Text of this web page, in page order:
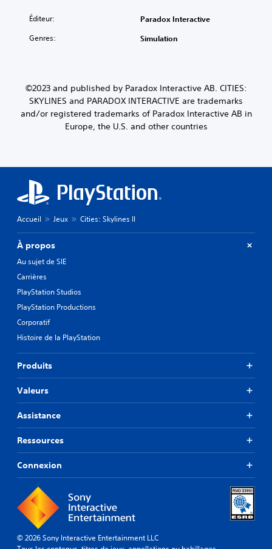
Éditeur: Paradox Interactive
Genres: Simulation
©2023 and published by Paradox Interactive AB. CITIES:
SKYLINES and PARADOX INTERACTIVE are trademarks
and/or registered trademarks of Paradox Interactive AB in
Europe, the U.S. and other countries
Accueil Jeux Cities: Skylines II
À propos
Au sujet de SIE
Carrières
PlayStation Studios
PlayStation Productions
Corporatif
Histoire de la PlayStation
Produits
Valeurs
Assistance
Ressources
Connexion
© 2026 Sony Interactive Entertainment LLC